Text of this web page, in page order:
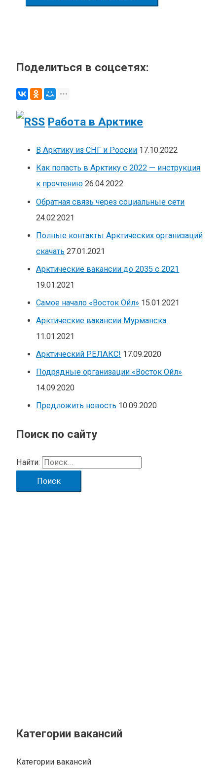
Поделиться в соцсетях:
Работа в Арктике
В Арктику из СНГ и России 17.10.2022
Как попасть в Арктику с 2022 — инструкция
к прочтению 26.04.2022
Обратная связь через социальные сети
24.02.2021
Полные контакты Арктических организаций
скачать 27.01.2021
Арктические вакансии до 2035 с 2021
19.01.2021
Самое начало «Восток Ойл» 15.01.2021
Арктические вакансии Мурманска
11.01.2021
Арктический РЕЛАКС! 17.09.2020
Подрядные организации «Восток Ойл»
14.09.2020
Предложить новость 10.09.2020
Поиск по сайту
Найти:
Категории вакансий
Категории вакансий